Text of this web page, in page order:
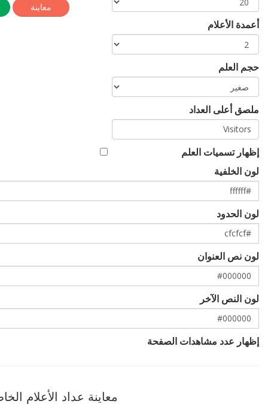
أعمدة الأعلام
حجم العلم
ملصق أعلى العداد
إظهار تسميات العلم
لون الخلفية
لون الحدود
لون نص العنوان
لون النص الآخر
إظهار عدد مشاهدات الصفحة
معاينة
معاينة عداد الأعلام